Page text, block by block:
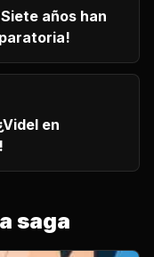
años han
la Preparatoria!
en
saga